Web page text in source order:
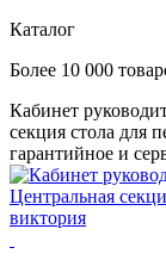
Каталог
Более 10 000
Кабинет
секция стола для
гарантийное и